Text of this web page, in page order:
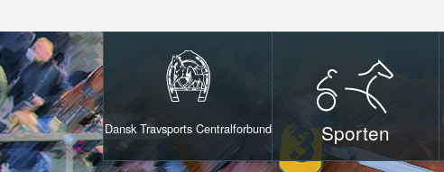
Dansk Travsports Centralforbund Sporten